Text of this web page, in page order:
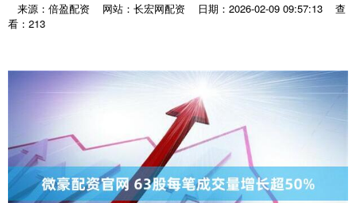
来源：倍盈配资 网站：长宏网配资 日期：2026-02-09 09:57:13
查
看：213